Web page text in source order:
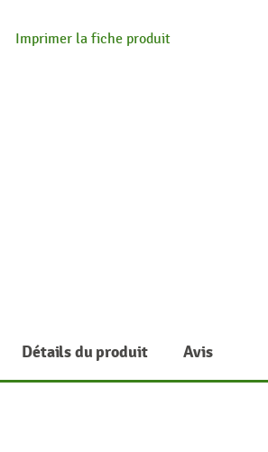
Imprimer la fiche produit
Détails du produit Avis